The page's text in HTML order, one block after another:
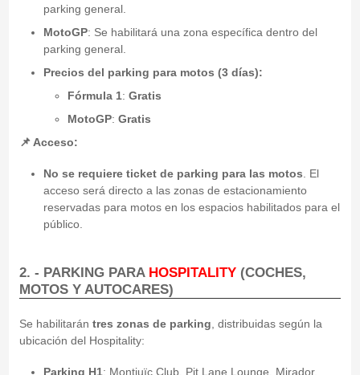
parking general.
MotoGP: Se habilitará una zona específica dentro del
parking general.
Precios del parking para motos (3 días):
Fórmula 1: Gratis
MotoGP: Gratis
📌 Acceso:
No se requiere ticket de parking para las motos . El
acceso será directo a las zonas de estacionamiento
reservadas para motos en los espacios habilitados para el
público.
2. - PARKING PARA HOSPITALITY(COCHES,
MOTOS Y AUTOCARES)
Se habilitarán tres zonas de parking , distribuidas según la
ubicación del Hospitality:
Parking H1: Montjuïc Club, Pit Lane Lounge, Mirador,